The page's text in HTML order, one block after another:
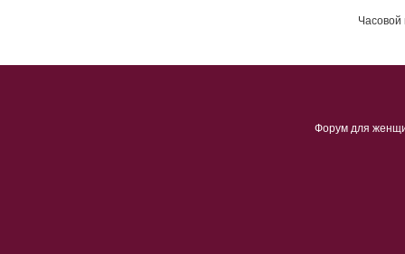
Часовой
Форум для